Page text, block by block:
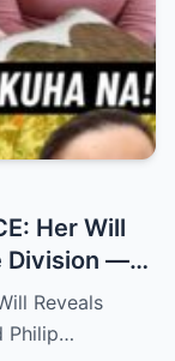
Her Will
Division —
Yap
Public
Reveals
Philip…